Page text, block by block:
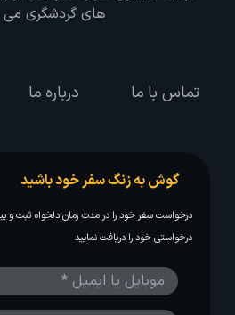
های گردشگری می
تماس با ما درباره ما
گوش به زنگ سفر خود باشید
درخواست سفر خود را در مدت زمان دلخواه ثبت و
درخواستی خود را دریافت نمایید